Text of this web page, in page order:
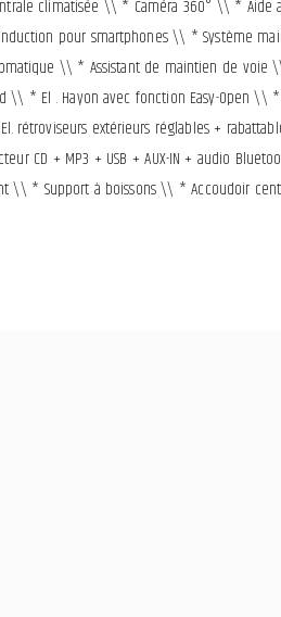
climatisée \\ * Caméra 360° \\ * Aide
pour smartphones \\ * Système
\\ * Assistant de maintien de voie
* El . Hayon avec fonction Easy-Open \\
extérieurs réglables +
+ MP3 + USB + AUX-IN + audio
\\ * Support à boissons \\ * Accoudoir